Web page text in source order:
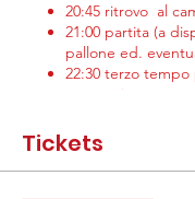
20:45 ritrovo al
21:00 partita (a
pallone ed.
22:30 terzo tempo
convenzionato
Si ricorda che per la
necessario avere
affiliazione
ed aver mandato visita
Tickets